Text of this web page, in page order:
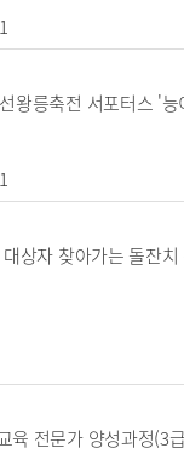
왕릉축전 서포터스 '능